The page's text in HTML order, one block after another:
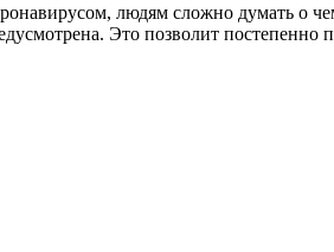
людям сложно думать о
Это позволит